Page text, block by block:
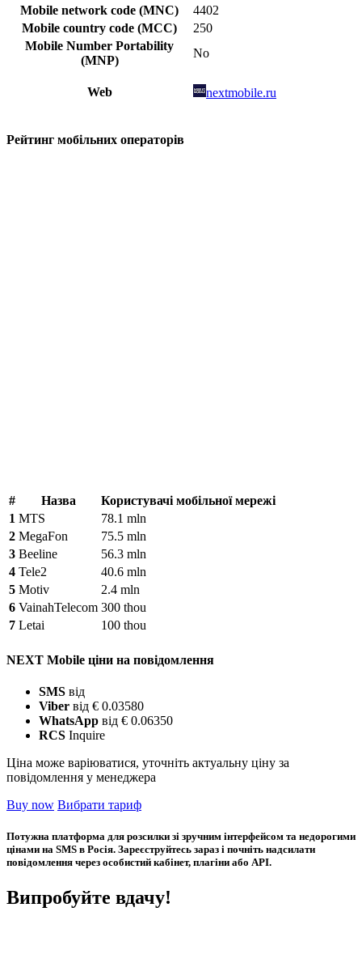
Mobile network code (MNC)
4402
Mobile country code (MCC)
250
Mobile Number Portability
(MNP)
No
Web nextmobile.ru
Рейтинг мобільних операторів
# Назва
Користувачі мобільної мережі
1 MTS
78.1 mln
2 MegaFon
75.5 mln
3 Beeline
56.3 mln
4 Tele2
40.6 mln
5 Motiv
2.4 mln
6 VainahTelecom 300 thou
7 Letai 100 thou
NEXT Mobile ціни на повідомлення
SMS від
Viber від € 0.03580
WhatsApp від € 0.06350
RCS Inquire
Ціна може варіюватися, уточніть актуальну ціну за
повідомлення у менеджера
Buy now Вибрати тариф
Потужна платформа для розсилки зі зручним інтерфейсом та недорогими
цінами на SMS в Росія. Зареєструйтесь зараз і почніть надсилати
повідомлення через особистий кабінет, плагіни або API.
Випробуйте вдачу!